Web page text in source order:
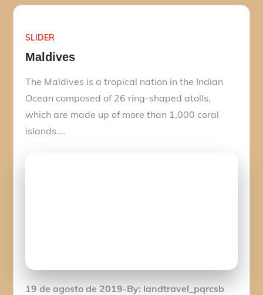
SLIDER
Maldives
The Maldives is a tropical nation in the Indian
Ocean composed of 26 ring-shaped atolls,
which are made up of more than 1,000 coral
islands.…
Posted
19 de agosto de 2019 By: landtravel_pqrcsb